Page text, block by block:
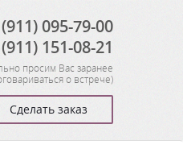
095-79-00
151-08-21
просим Вас заранее
о встрече)
Сделать заказ